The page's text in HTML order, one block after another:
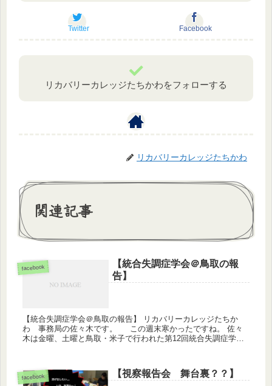
Twitter Facebook
リカバリーカレッジたちかわをフォローする
リカバリーカレッジたちかわ
関連記事
facebook
【統合失調症学会＠鳥取の報
告】
【統合失調症学会＠鳥取の報告】 リカバリーカレッジたちか
わ 事務局の佐々木です。 この週末寒かったですね。 佐々
木は金曜、土曜と鳥取・米子で行われた第12回統合失調症学会
facebook 【視察報告会 舞台裏？？】